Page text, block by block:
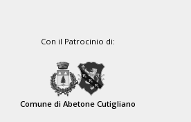
Con il Patrocinio di:
Comune di Abetone Cutigliano